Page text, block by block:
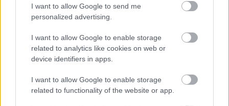
I want to allow Google to send me
personalized advertising.
I want to allow Google to enable storage
related to analytics like cookies on web or
device identifiers in apps.
I want to allow Google to enable storage
related to functionality of the website or app.
A férjem arra kért,
hogy aludjak a
garázsban, amíg…
Mától egy hétig
ingyen nézheted az
összes HBO-
csatornát